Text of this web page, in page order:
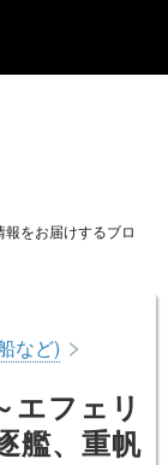
報をお届けするブロ
など) >
エフェリ
艦、重帆